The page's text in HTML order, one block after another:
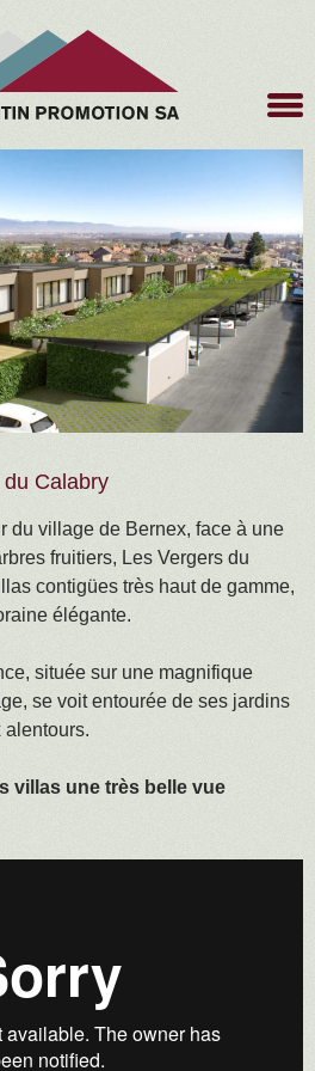
Calabry
du village de Bernex, face à une
fruitiers, Les Vergers du
contigües très haut de gamme,
élégante.
située sur une magnifique
se voit entourée de ses jardins
alentours.
villas une très belle vue